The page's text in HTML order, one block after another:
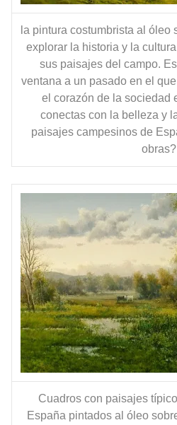
la pintura costumbrista al óleo
explorar la historia y la
sus paisajes del campo.
ventana a un pasado en el
el corazón de la sociedad
conectas con la belleza y
paisajes campesinos de
obras?
Cuadros con paisajes
España pintados al óleo